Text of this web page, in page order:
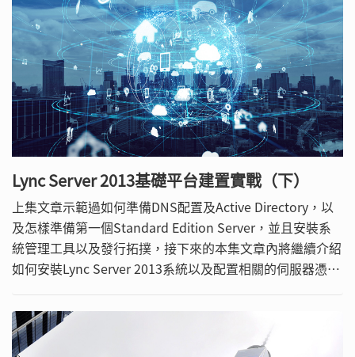
增添新的營運項目。
Lync Server 2013基礎平台建置實戰（下）
上集文章示範過如何準備DNS配置及Active Directory，以
及怎樣準備第一個Standard Edition Server，並且安裝系
統管理工具以及發行拓撲，接下來的本集文章內將繼續介紹
如何安裝Lync Server 2013系統以及配置相關的伺服器憑